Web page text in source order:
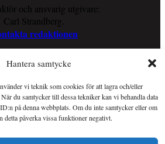
Hantera samtycke
vi teknik som cookies för att lagra och/eller
du samtycker till dessa tekniker kan vi behandla data
på denna webbplats. Om du inte samtycker eller om
detta påverka vissa funktioner negativt.
och ansvarig utgivare:
Carl Strandberg.
redaktionen
COOKIES
att ta reda på vad vi gör för att förenkla
din läsupplevelse.
använder vi cookies